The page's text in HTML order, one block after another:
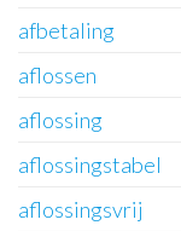
afbetaling
aflossen
aflossing
aflossingstabel
aflossingsvrij